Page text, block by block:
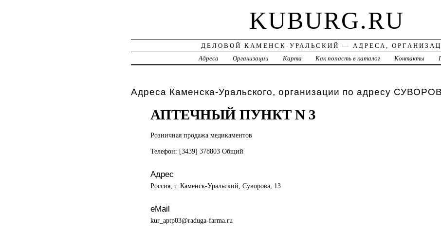
KUBURG.RU
ДЕЛОВОЙ КАМЕНСК-УРАЛЬСКИЙ — АДРЕСА,
Адреса
Организации Карта Как попасть в каталог Контакты
Адреса Каменска-Уральского, организации по адресу
АПТЕЧНЫЙ ПУНКТ N 3
Розничная продажа медикаментов
Телефон: [3439] 378803 Общий
Адрес
Россия, г. Каменск-Уральский, Суворова, 13
eMail
kur_aptp03@raduga-farma.ru